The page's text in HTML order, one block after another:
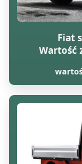
Fiat
Wartość